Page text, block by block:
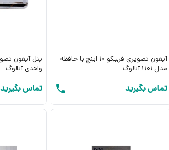
آیفون تصویری فربیکو 10 اینچ با حافظه
مدل 1101 آنالوگ
تماس بگیرید
واحدی آنالوگ
تماس بگیرید